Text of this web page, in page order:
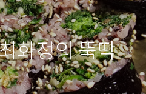
화정의 뚝딱